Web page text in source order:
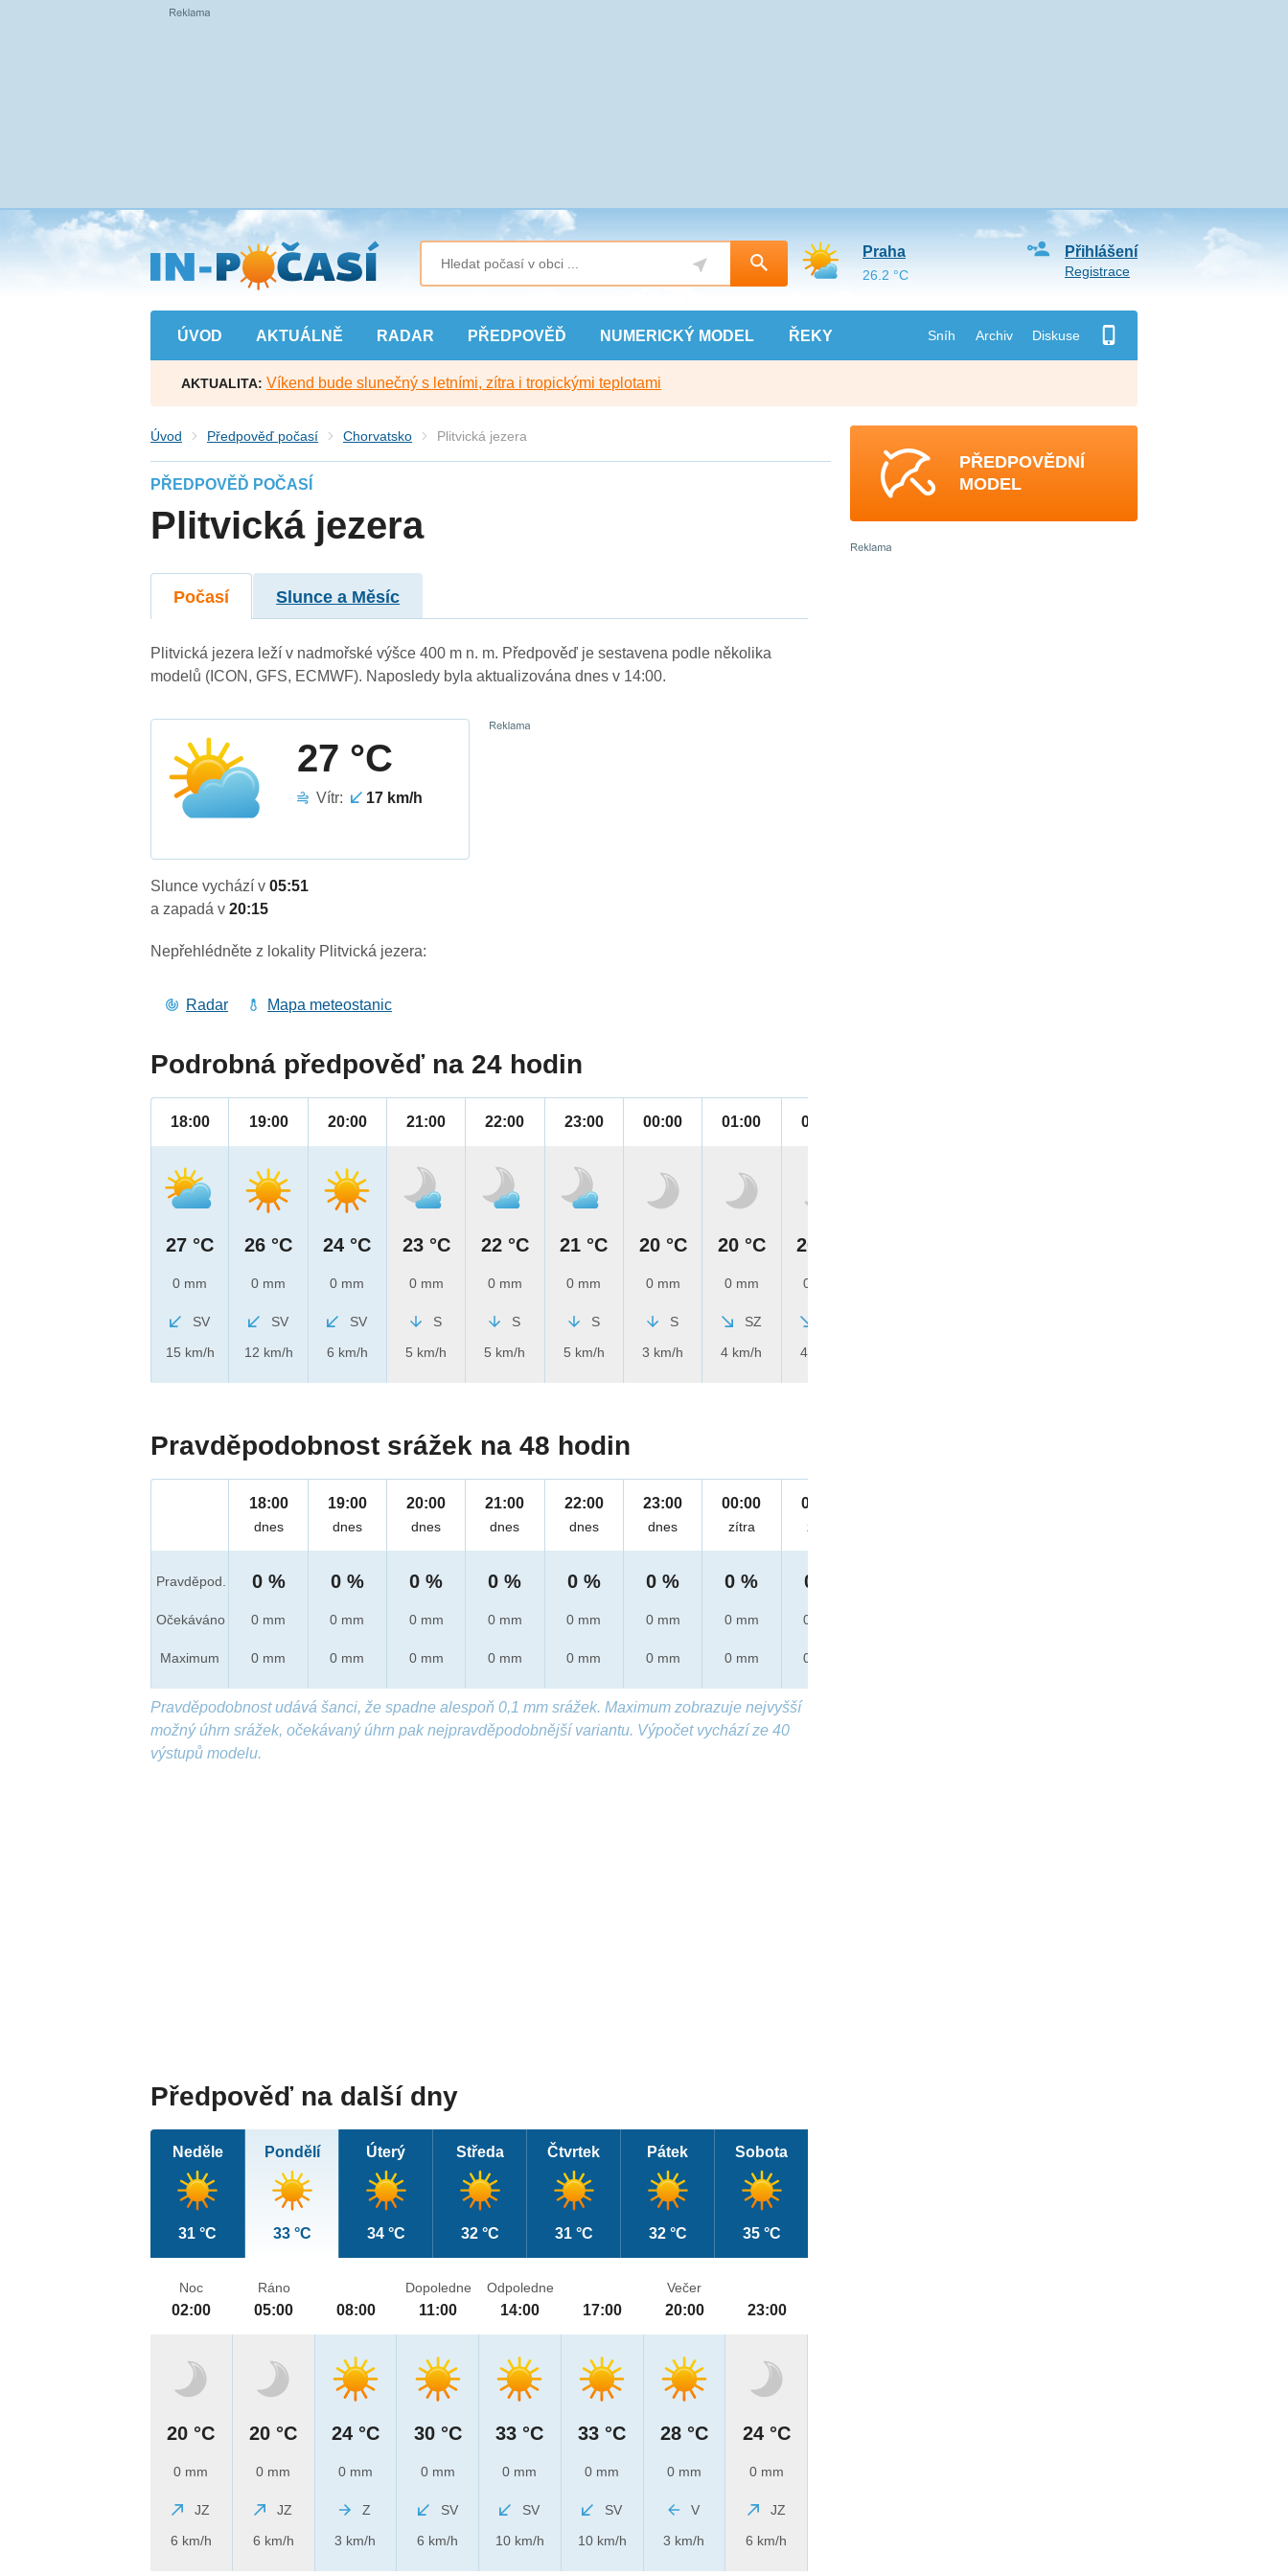
Přejít
na
hlavní
obsah
ÚVOD AKTUÁLNĚ RADAR PŘEDPOVĚĎ NUMERICKÝ MODEL ŘEKY Sníh Archiv Diskuse
Přihlášení
Registrace
Praha
26.2 °C
AKTUALITA: Víkend bude slunečný s letními, zítra i tropickými teplotami
Úvod Předpověď počasí Chorvatsko Plitvická jezera
PŘEDPOVĚĎ POČASÍ
Plitvická jezera
Počasí Slunce a Měsíc
Plitvická jezera leží v nadmořské výšce 400 m n. m. Předpověď je sestavena podle několika
modelů (ICON, GFS, ECMWF). Naposledy byla aktualizována dnes v 14:00.
27 °C
Vítr: 17 km/h
Slunce vychází v05:51
a zapadá v20:15
Nepřehlédněte z lokality Plitvická jezera:
Radar Mapa meteostanic
Podrobná předpověď na 24 hodin
18:00
27 °C
0 mm
SV
15 km/h
19:00
26 °C
0 mm
SV
12 km/h
20:00
24 °C
0 mm
SV
6 km/h
21:00
23 °C
0 mm
S
5 km/h
22:00
22 °C
0 mm
S
5 km/h
23:00
21 °C
0 mm
S
5 km/h
00:00
20 °C
0 mm
S
3 km/h
01:00
20 °C
0 mm
SZ
4 km/h
02:00
20 °C
0 mm
4 km/h
Pravděpodobnost srážek na 48 hodin
Pravděpod.
Očekáváno
Maximum
18:00
dnes
0 %
0 mm
0 mm
19:00
dnes
0 %
0 mm
0 mm
20:00
dnes
0 %
0 mm
0 mm
21:00
dnes
0 %
0 mm
0 mm
22:00
dnes
0 %
0 mm
0 mm
23:00
dnes
0 %
0 mm
0 mm
00:00
zítra
0 %
0 mm
0 mm
01:00
zítra
0 %
0 mm
0 mm
Pravděpodobnost udává šanci, že spadne alespoň 0,1 mm srážek. Maximum zobrazuje nejvyšší
možný úhrn srážek, očekávaný úhrn pak nejpravděpodobnější variantu. Výpočet vychází ze 40
výstupů modelu.
Předpověď na další dny
Neděle
31 °C
Pondělí
33 °C
Úterý
34 °C
Středa
32 °C
Čtvrtek
31 °C
Pátek
32 °C
Sobota
35 °C
Noc
02:00
20 °C
0 mm
JZ
6 km/h
Ráno
05:00
20 °C
0 mm
JZ
6 km/h
08:00
24 °C
0 mm
Z
3 km/h
Dopoledne
11:00
30 °C
0 mm
SV
6 km/h
Odpoledne
14:00
33 °C
0 mm
SV
10 km/h
17:00
33 °C
0 mm
SV
10 km/h
Večer
20:00
28 °C
0 mm
V
3 km/h
23:00
24 °C
0 mm
JZ
6 km/h
PŘEDPOVĚDNÍ
MODEL